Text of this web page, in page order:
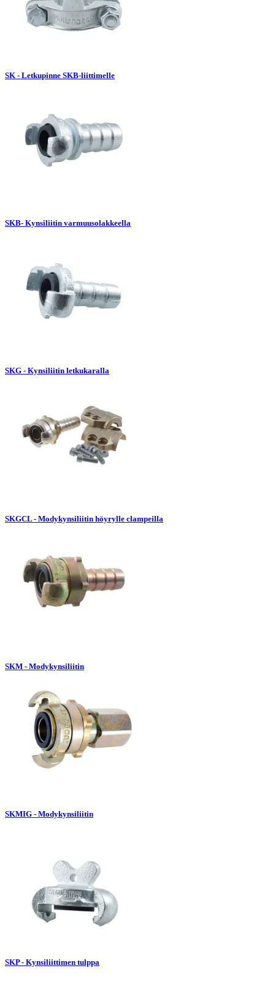
SK - Letkupinne SKB-liittimelle
SKB- Kynsiliitin varmuusolakkeella
SKG - Kynsiliitin letkukaralla
SKGCL - Modykynsiliitin höyrylle clampeilla
SKM - Modykynsiliitin
SKMIG - Modykynsiliitin
SKP - Kynsiliittimen tulppa